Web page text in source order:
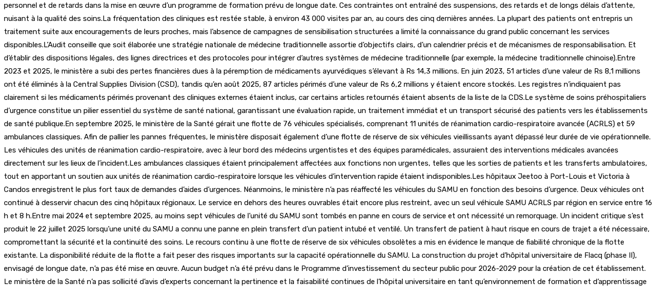
personnel et de retards dans la mise en œuvre d’un programme de formation prévu de longue date. Ces contraintes ont entraîné des suspensions, des retards et de longs délais d’attente,
nuisant à la qualité des soins.La fréquentation des cliniques est restée stable, à environ 43 000 visites par an, au cours des cinq dernières années. La plupart des patients ont entrepris un
traitement suite aux encouragements de leurs proches, mais l’absence de campagnes de sensibilisation structurées a limité la connaissance du grand public concernant les services
disponibles.L’Audit conseille que soit élaborée une stratégie nationale de médecine traditionnelle assortie d’objectifs clairs, d’un calendrier précis et de mécanismes de responsabilisation. Et
d’établir des dispositions légales, des lignes directrices et des protocoles pour intégrer d’autres systèmes de médecine traditionnelle (par exemple, la médecine traditionnelle chinoise).Entre
2023 et 2025, le ministère a subi des pertes financières dues à la péremption de médicaments ayurvédiques s’élevant à Rs 14,3 millions. En juin 2023, 51 articles d’une valeur de Rs 8,1 millions
ont été éliminés à la Central Supplies Division (CSD), tandis qu’en août 2025, 87 articles périmés d’une valeur de Rs 6,2 millions y étaient encore stockés. Les registres n’indiquaient pas
clairement si les médicaments périmés provenant des cliniques externes étaient inclus, car certains articles retournés étaient absents de la liste de la CDS.Le système de soins préhospitaliers
d’urgence constitue un pilier essentiel du système de santé national, garantissant une évaluation rapide, un traitement immédiat et un transport sécurisé des patients vers les établissements
de santé publique.En septembre 2025, le ministère de la Santé gérait une flotte de 76 véhicules spécialisés, comprenant 11 unités de réanimation cardio-respiratoire avancée (ACRLS) et 59
ambulances classiques. Afin de pallier les pannes fréquentes, le ministère disposait également d’une flotte de réserve de six véhicules vieillissants ayant dépassé leur durée de vie opérationnelle.
Les véhicules des unités de réanimation cardio-respiratoire, avec à leur bord des médecins urgentistes et des équipes paramédicales, assuraient des interventions médicales avancées
directement sur les lieux de l’incident.Les ambulances classiques étaient principalement affectées aux fonctions non urgentes, telles que les sorties de patients et les transferts ambulatoires,
tout en apportant un soutien aux unités de réanimation cardio-respiratoire lorsque les véhicules d’intervention rapide étaient indisponibles.Les hôpitaux Jeetoo à Port-Louis et Victoria à
Candos enregistrent le plus fort taux de demandes d’aides d’urgences. Néanmoins, le ministère n’a pas réaffecté les véhicules du SAMU en fonction des besoins d’urgence. Deux véhicules ont
continué à desservir chacun des cinq hôpitaux régionaux. Le service en dehors des heures ouvrables était encore plus restreint, avec un seul véhicule SAMU ACRLS par région en service entre 16
h et 8 h.Entre mai 2024 et septembre 2025, au moins sept véhicules de l’unité du SAMU sont tombés en panne en cours de service et ont nécessité un remorquage. Un incident critique s’est
produit le 22 juillet 2025 lorsqu’une unité du SAMU a connu une panne en plein transfert d’un patient intubé et ventilé. Un transfert de patient à haut risque en cours de trajet a été nécessaire,
compromettant la sécurité et la continuité des soins. Le recours continu à une flotte de réserve de six véhicules obsolètes a mis en évidence le manque de fiabilité chronique de la flotte
existante. La disponibilité réduite de la flotte a fait peser des risques importants sur la capacité opérationnelle du SAMU. La construction du projet d’hôpital universitaire de Flacq (phase II),
envisagé de longue date, n’a pas été mise en œuvre. Aucun budget n’a été prévu dans le Programme d’investissement du secteur public pour 2026-2029 pour la création de cet établissement.
Le ministère de la Santé n’a pas sollicité d’avis d’experts concernant la pertinence et la faisabilité continues de l’hôpital universitaire en tant qu’environnement de formation et d’apprentissage